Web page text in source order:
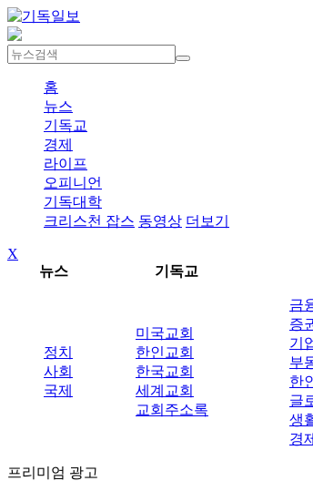
홈
뉴스
기독교
경제
라이프
오피니언
기독대학
크리스천 잡스 동영상 더보기
X
뉴스
기독교
정치
사회
국제
미국교회
한인교회
한국교회
세계교회
교회주소록
금
증
기
부
한
글
생
경
프리미엄 광고